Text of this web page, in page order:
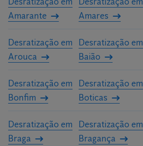
Amarante
Amares
Desratização em
Arouca
Desratização em
Baião
Desratização em
Bonfim
Desratização em
Boticas
Desratização em
Braga
Desratização em
Bragança